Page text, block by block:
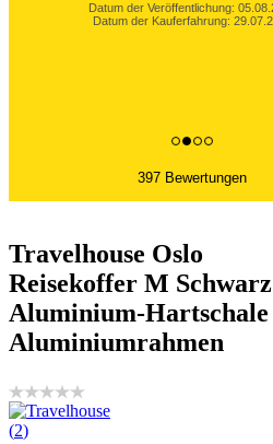
Datum der Veröffentlichung:
Datum der Kauferfahrung:
397 Bewertungen
Travelhouse Oslo
Reisekoffer M
Aluminium-Hartschale
Aluminiumrahmen
(2)